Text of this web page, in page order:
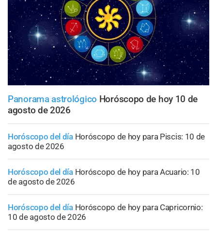
Panorama astrológico Horóscopo de hoy 10 de
agosto de 2026
Horóscopo del día Horóscopo de hoy para Piscis: 10 de
agosto de 2026
Horóscopo del día Horóscopo de hoy para Acuario: 10
de agosto de 2026
Horóscopo del día Horóscopo de hoy para Capricornio:
10 de agosto de 2026